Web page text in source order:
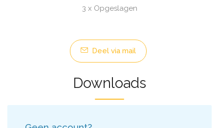
3 x Opgeslagen
Deel via mail
Downloads